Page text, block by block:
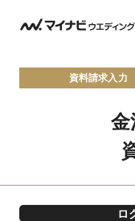
資料請求入力
金
ロ